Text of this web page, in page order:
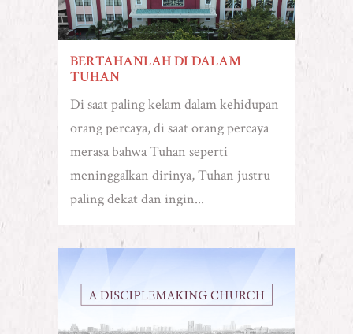
BERTAHANLAH DI DALAM
TUHAN
Di saat paling kelam dalam kehidupan
orang percaya, di saat orang percaya
merasa bahwa Tuhan seperti
meninggalkan dirinya, Tuhan justru
paling dekat dan ingin...